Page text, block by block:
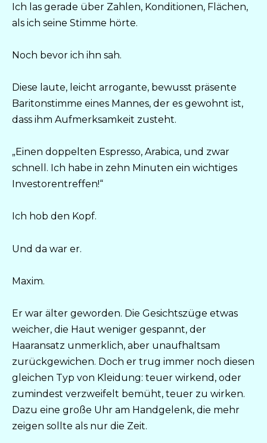
Ich las gerade über Zahlen, Konditionen, Flächen,
als ich seine Stimme hörte.
Noch bevor ich ihn sah.
Diese laute, leicht arrogante, bewusst präsente
Baritonstimme eines Mannes, der es gewohnt ist,
dass ihm Aufmerksamkeit zusteht.
„Einen doppelten Espresso, Arabica, und zwar
schnell. Ich habe in zehn Minuten ein wichtiges
Investorentreffen!“
Ich hob den Kopf.
Und da war er.
Maxim.
Er war älter geworden. Die Gesichtszüge etwas
weicher, die Haut weniger gespannt, der
Haaransatz unmerklich, aber unaufhaltsam
zurückgewichen. Doch er trug immer noch diesen
gleichen Typ von Kleidung: teuer wirkend, oder
zumindest verzweifelt bemüht, teuer zu wirken.
Dazu eine große Uhr am Handgelenk, die mehr
zeigen sollte als nur die Zeit.